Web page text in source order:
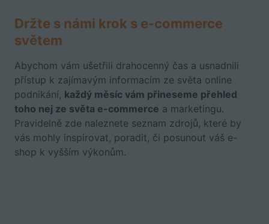
Držte s námi krok s e-commerce
světem
Abychom vám ušetřili drahocenný čas a usnadnili
přístup k zajímavým informacím ze světa online
podnikání, každý měsíc vám přineseme přehled
toho nej ze světa e-commerce a marketingu.
Pravidelně zde naleznete seznam zdrojů, které by
vás mohly inspirovat, poradit, či posunout váš e-
shop k vyšším výkonům.